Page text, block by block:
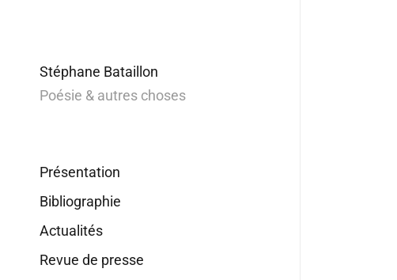
Stéphane Bataillon
Poésie & autres choses
Présentation
Bibliographie
Actualités
Revue de presse